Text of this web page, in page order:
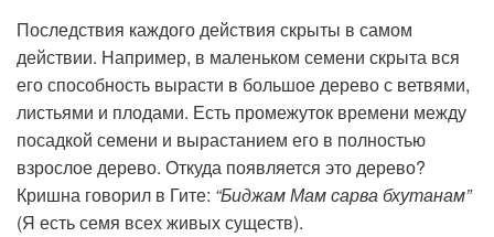
Последствия каждого действия скрыты в самом
действии. Например, в маленьком семени скрыта вся
его способность вырасти в большое дерево с ветвями,
листьями и плодами. Есть промежуток времени между
посадкой семени и вырастанием его в полностью
взрослое дерево. Откуда появляется это дерево?
Кришна говорил в Гите: “Биджам Мам сарва бхутанам”
(Я есть семя всех живых существ).